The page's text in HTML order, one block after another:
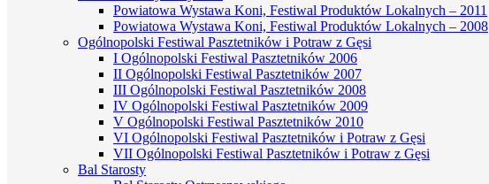
Powiatowa Wystawa Koni, Festiwal Produktów Lokalnych – 2011
Powiatowa Wystawa Koni, Festiwal Produktów Lokalnych – 2008
Ogólnopolski Festiwal Pasztetników i Potraw z Gęsi
I Ogólnopolski Festiwal Pasztetników 2006
II Ogólnopolski Festiwal Pasztetników 2007
III Ogólnopolski Festiwal Pasztetników 2008
IV Ogólnopolski Festiwal Pasztetników 2009
V Ogólnopolski Festiwal Pasztetników 2010
VI Ogólnopolski Festiwal Pasztetników i Potraw z Gęsi
VII Ogólnopolski Festiwal Pasztetników i Potraw z Gęsi
Bal Starosty